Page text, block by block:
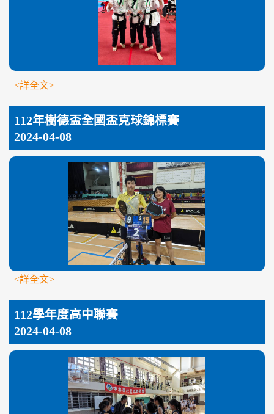
<詳全文>
112年樹德盃全國盃克球錦標賽
2024-04-08
<詳全文>
112學年度高中聯賽
2024-04-08